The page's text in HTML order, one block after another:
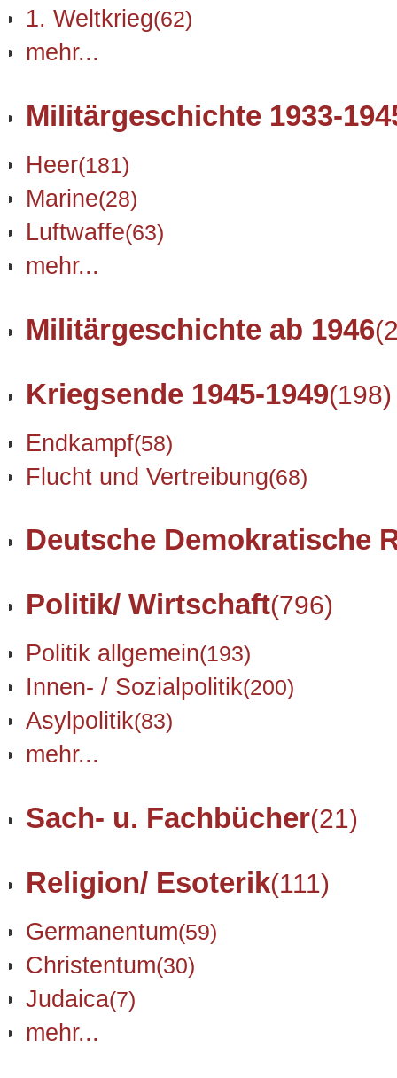
1. Weltkrieg(62)
mehr...
Militärgeschichte 1933-
Heer(181)
Marine(28)
Luftwaffe(63)
mehr...
Militärgeschichte ab 1946
Kriegsende 1945-1949(198)
Endkampf(58)
Flucht und Vertreibung(68)
Deutsche Demokratische
Politik/ Wirtschaft(796)
Politik allgemein(193)
Innen- / Sozialpolitik(200)
Asylpolitik(83)
mehr...
Sach- u. Fachbücher(21)
Religion/ Esoterik(111)
Germanentum(59)
Christentum(30)
Judaica(7)
mehr...